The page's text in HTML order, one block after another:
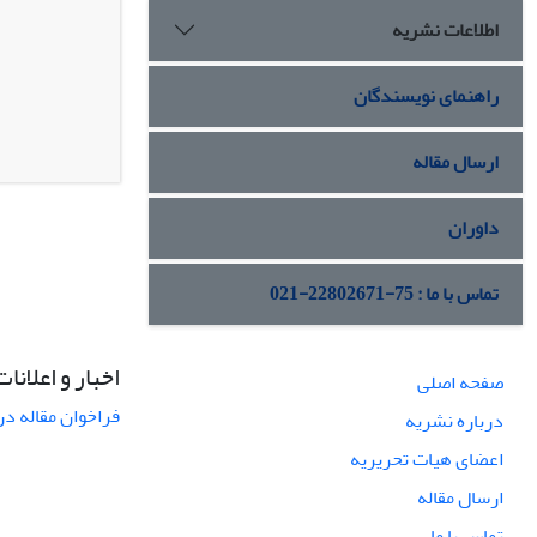
اطلاعات نشریه
راهنمای نویسندگان
ارسال مقاله
داوران
تماس با ما : 75-22802671-021
صفحه اصلی
درباره نشریه
اعضای هیات تحریریه
ارسال مقاله
اخبار و
فراخوان مقاله